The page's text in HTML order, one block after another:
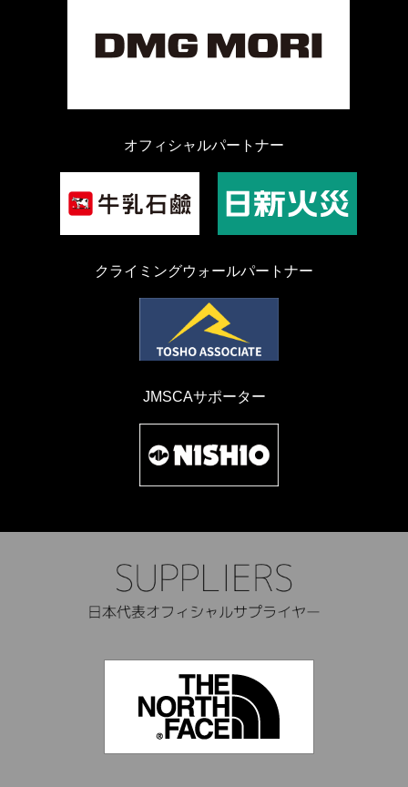
オフィシャルパートナー
クライミングウォールパートナー
JMSCAサポーター